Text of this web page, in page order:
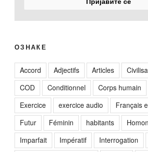
ОЗНАКЕ
Accord Adjectifs Articles
COD
Conditionnel Corps humain
Exercice
exercice audio
Français
Futur
Féminin habitants
Imparfait
Impératif Interrogation